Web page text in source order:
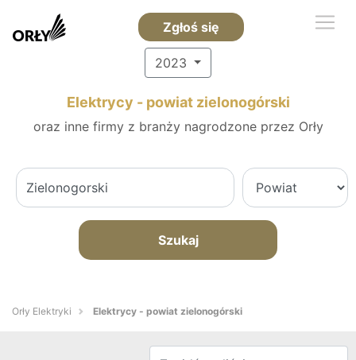
Zgłoś się
2023
Elektrycy - powiat zielonogórski
oraz inne firmy z branży nagrodzone przez Orły
Szukaj
Orły Elektryki Elektrycy - powiat zielonogórski